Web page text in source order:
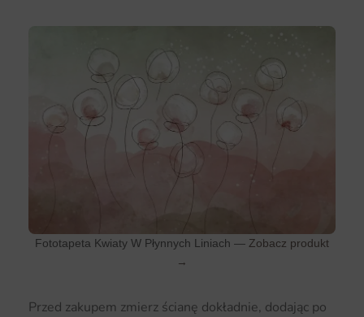
Fototapeta Kwiaty W Płynnych Liniach — Zobacz produkt
→
Przed zakupem zmierz ścianę dokładnie, dodając po